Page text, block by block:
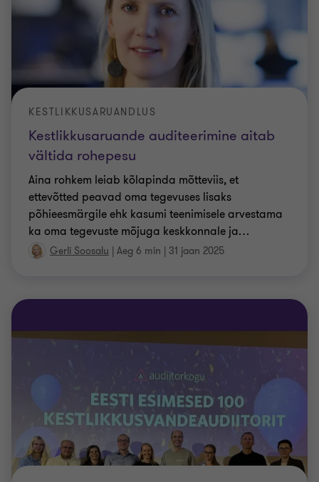
Kestlikkusaruande auditeerimine aitab
vältida rohepesu
KESTLIKKUSARUANDLUS
Aina rohkem leiab kõlapinda mõtteviis, et
ettevõtted peavad oma tegevuses lisaks
põhieesmärgile ehk kasumi teenimisele arvestama
ka oma tegevuste mõjuga keskkonnale ja…
Gerli Soosalu | Aeg 6 min | 31 jaan 2025